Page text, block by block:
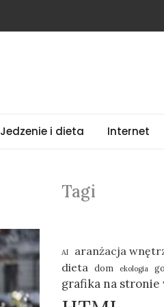
Jedzenie i dieta Internet
Tagi
AI aranżacja
dieta dom ekologia
grafika na stronie